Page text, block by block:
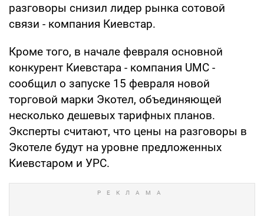
разговоры снизил лидер рынка сотовой
связи - компания Киевстар.
Кроме того, в начале февраля основной
конкурент Киевстара - компания UMC -
сообщил о запуске 15 февраля новой
торговой марки Экотел, объединяющей
несколько дешевых тарифных планов.
Эксперты считают, что цены на разговоры в
Экотеле будут на уровне предложенных
Киевстаром и УРС.